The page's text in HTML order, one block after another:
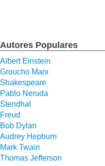
Autores Populares
Albert Einstein
Groucho Marx
Shakespeare
Pablo Neruda
Stendhal
Freud
Bob Dylan
Audrey Hepburn
Mark Twain
Thomas Jefferson